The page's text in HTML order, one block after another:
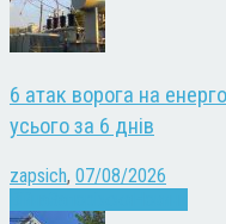
6 атак ворога на
усього за 6 днів
zapsich, 07/08/2026